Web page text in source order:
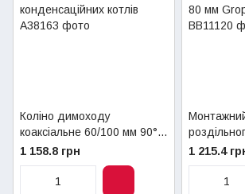
Коліно димоходу
коаксіальне 60/100 мм 90°
Groppalli для
конденсаційних котлів
1 158.8 грн
80 мм
1 215.4